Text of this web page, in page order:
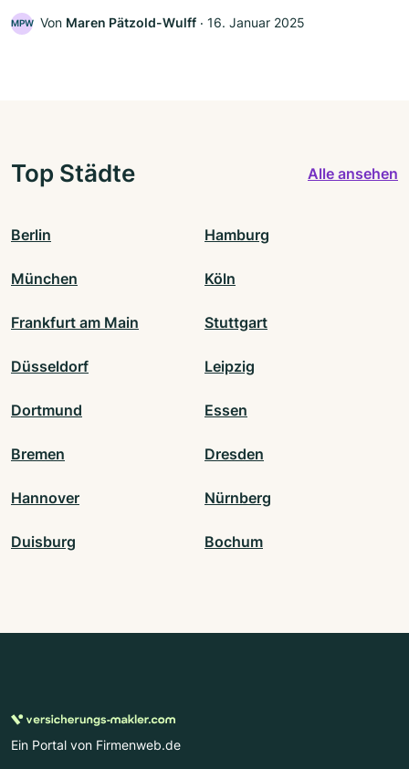
MPW Von Maren Pätzold-Wulff ‧ 16. Januar 2025
Top Städte Alle ansehen
Berlin Hamburg
München Köln
Frankfurt am Main Stuttgart
Düsseldorf Leipzig
Dortmund Essen
Bremen Dresden
Hannover Nürnberg
Duisburg Bochum
Ein Portal von Firmenweb.de